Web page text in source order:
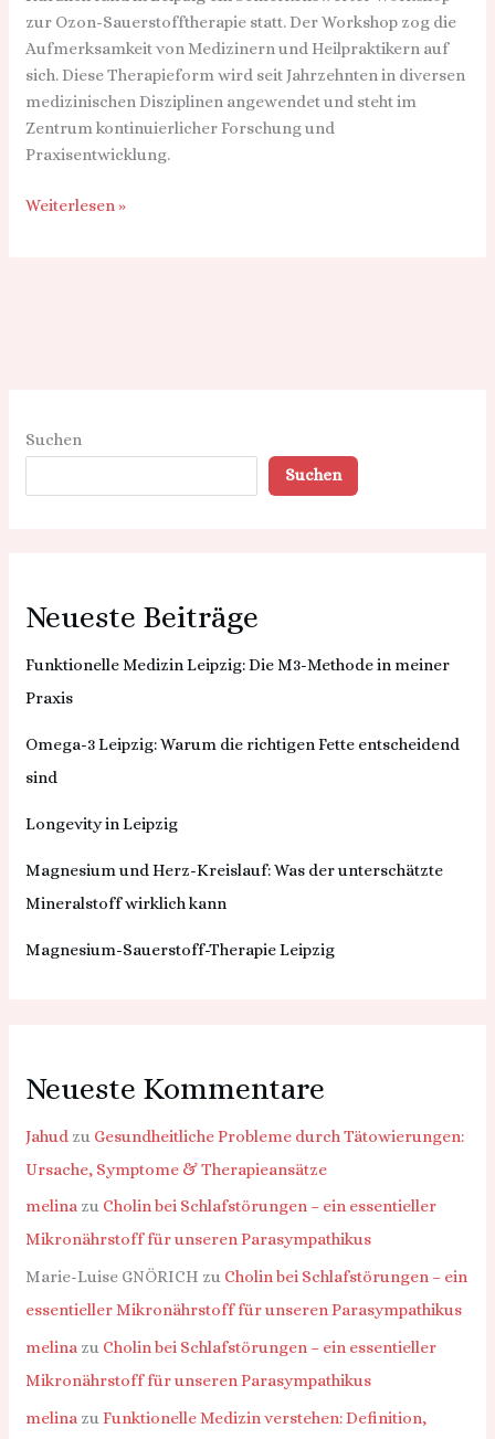
zur Ozon-Sauerstofftherapie statt. Der Workshop zog die
Aufmerksamkeit von Medizinern und Heilpraktikern auf
sich. Diese Therapieform wird seit Jahrzehnten in diversen
medizinischen Disziplinen angewendet und steht im
Zentrum kontinuierlicher Forschung und
Praxisentwicklung.
Weiterlesen »
Suchen
Suchen
Neueste Beiträge
Funktionelle Medizin Leipzig: Die M3-Methode in meiner
Praxis
Omega-3 Leipzig: Warum die richtigen Fette entscheidend
sind
Longevity in Leipzig
Magnesium und Herz-Kreislauf: Was der unterschätzte
Mineralstoff wirklich kann
Magnesium-Sauerstoff-Therapie Leipzig
Neueste Kommentare
Jahud zu Gesundheitliche Probleme durch Tätowierungen:
Ursache, Symptome & Therapieansätze
melina zu Cholin bei Schlafstörungen – ein essentieller
Mikronährstoff für unseren Parasympathikus
Marie-Luise GNÖRICH zu Cholin bei Schlafstörungen – ein
essentieller Mikronährstoff für unseren Parasympathikus
melina zu Cholin bei Schlafstörungen – ein essentieller
Mikronährstoff für unseren Parasympathikus
melina zuFunktionelle Medizin verstehen: Definition,